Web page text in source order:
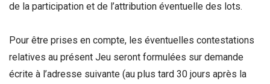
de la participation et de l’attribution éventuelle des lots.
Pour être prises en compte, les éventuelles contestations
relatives au présent Jeu seront formulées sur demande
écrite à l’adresse suivante (au plus tard 30 jours après la